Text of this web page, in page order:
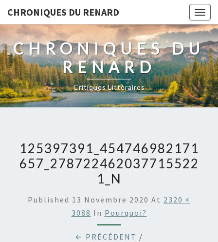
CHRONIQUES DU RENARD
CHRONIQUES DU
RENARD
Critiques Littéraires
125397391_454746982171
657_278722462037715522
1_N
Published 13 Novembre 2020 At 2320 ×
3088 In Pourquoi?
← PRÉCÉDENT /